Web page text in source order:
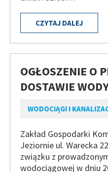
CZYTAJ DALEJ
OGŁOSZENIE O
DOSTAWIE
WODOCIĄGI I
Zakład Gospodarki
Jeziornie ul. Warecka
związku z
wodociągowej w dniu